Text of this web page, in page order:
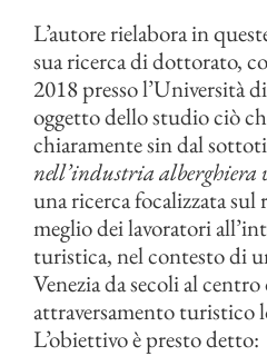
L’autore rielabora in
sua ricerca di dottorato,
2018 presso l’Università
oggetto dello studio ciò
chiaramente sin dal
nell’industria alberghiera
una ricerca focalizzata sul
meglio dei lavoratori
turistica, nel contesto di
Venezia da secoli al
attraversamento turistico
L’obiettivo è presto detto: